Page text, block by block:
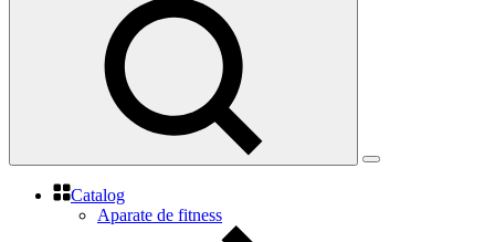
Catalog
Aparate de fitness